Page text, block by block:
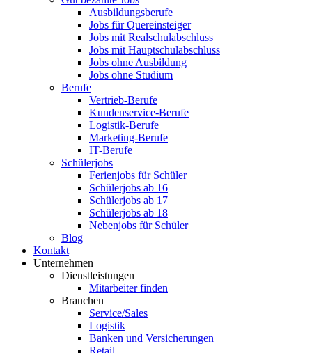
Ausbildungsberufe
Jobs für Quereinsteiger
Jobs mit Realschulabschluss
Jobs mit Hauptschulabschluss
Jobs ohne Ausbildung
Jobs ohne Studium
Berufe
Vertrieb-Berufe
Kundenservice-Berufe
Logistik-Berufe
Marketing-Berufe
IT-Berufe
Schülerjobs
Ferienjobs für Schüler
Schülerjobs ab 16
Schülerjobs ab 17
Schülerjobs ab 18
Nebenjobs für Schüler
Blog
Kontakt
Unternehmen
Dienstleistungen
Mitarbeiter finden
Branchen
Service/Sales
Logistik
Banken und Versicherungen
Retail